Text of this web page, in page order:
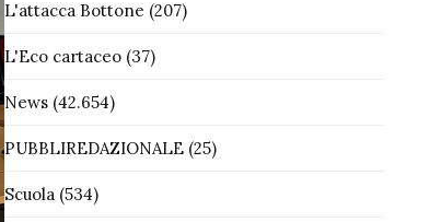
L'attacca Bottone (207)
L'Eco cartaceo(37)
News(42.654)
PUBBLIREDAZIONALE(25)
Scuola(534)